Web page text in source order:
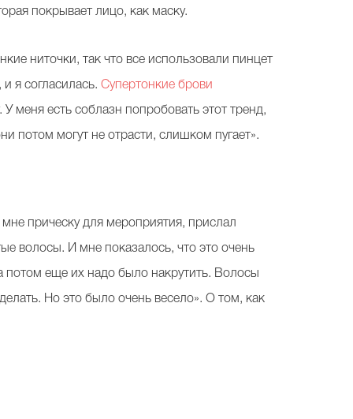
покрывает лицо, как маску.
ниточки, так что все использовали пинцет
и я согласилась.Супертонкие брови
меня есть соблазн попробовать этот тренд,
потом могут не отрасти, слишком пугает».
прическу для мероприятия, прислал
волосы. И мне показалось, что это очень
потом еще их надо было накрутить. Волосы
Но это было очень весело». О том, как